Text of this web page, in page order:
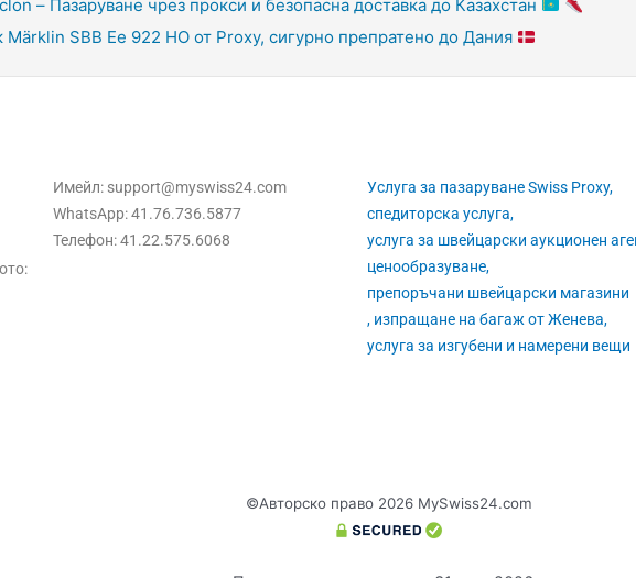
– Пазаруване чрез прокси и безопасна доставка до Казахстан
Märklin SBB Ee 922 HO от Proxy, сигурно препратено до Дания
Имейл: support@myswiss24.com
WhatsApp: 41.76.736.5877
Телефон: 41.22.575.6068
Услуга за пазаруване Swiss Proxy,
спедиторска услуга,
услуга за швейцарски аукционен
ценообразуване,
препоръчани швейцарски магазини
, изпращане на багаж от Женева,
услуга за изгубени и намерени вещи
©Авторско право 2026 MySwiss24.com